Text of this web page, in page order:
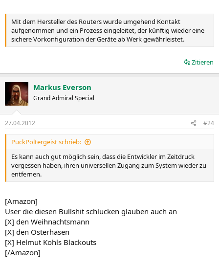
Mit dem Hersteller des Routers wurde umgehend Kontakt
aufgenommen und ein Prozess eingeleitet, der künftig wieder eine
sichere Vorkonfiguration der Geräte ab Werk gewährleistet.
Zitieren
Markus Everson
Grand Admiral Special
27.04.2012 #24
PuckPoltergeist schrieb:
Es kann auch gut möglich sein, dass die Entwickler im Zeitdruck
vergessen haben, ihren universellen Zugang zum System wieder zu
entfernen.
[Amazon]
User die diesen Bullshit schlucken glauben auch an
[X] den Weihnachtsmann
[X] den Osterhasen
[X] Helmut Kohls Blackouts
[/Amazon]